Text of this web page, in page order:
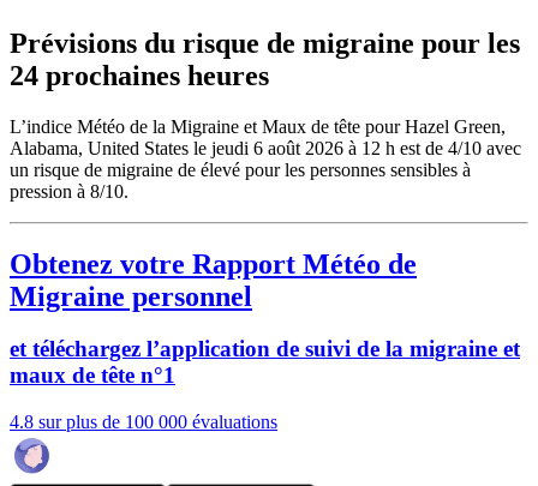
Prévisions du risque de migraine pour les
24 prochaines heures
L’indice Météo de la Migraine et Maux de tête pour Hazel Green,
Alabama, United States le jeudi 6 août 2026 à 12 h est de 4/10 avec
un risque de migraine de élevé pour les personnes sensibles à
pression à 8/10.
Obtenez votre Rapport Météo de
Migraine personnel
et téléchargez l’application de suivi de la migraine et
maux de tête n°1
4.8 sur plus de 100 000 évaluations